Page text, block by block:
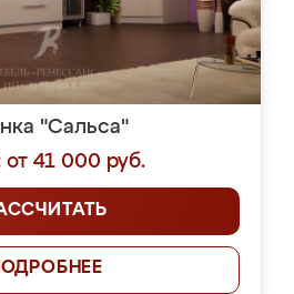
"Сальса"
от 41 000 руб.